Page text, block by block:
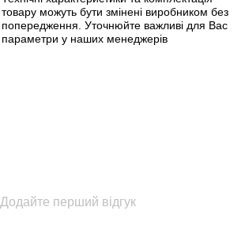
товару можуть бути змінені виробником без
попередження. Уточнюйте важливі для Вас
параметри у наших менеджерів
Додайте перший відгук